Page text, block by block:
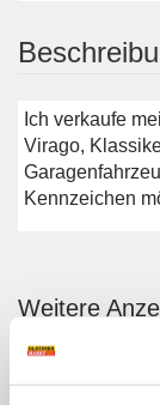
Ich verkaufe
Virago,
Kennzeichen
Weitere